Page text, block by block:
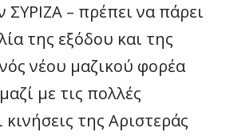
ΣΥΡΙΖΑ – πρέπει να πάρει
της εξόδου και της
νέου μαζικού φορέα
με τις πολλές
της Αριστεράς